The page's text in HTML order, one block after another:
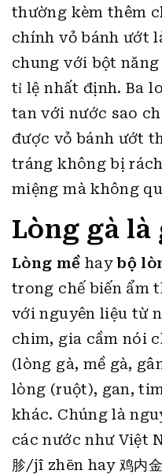
thường kèm thêm
chính vỏ bánh ướt
chung với bột
tỉ lệ nhất định. Ba
tan với nước sao
được vỏ bánh ướt
tráng không bị
miệng mà không
Lòng gà là
Lòng mề haybộ
trong chế biến ẩm
với nguyên liệu từ
chim, gia cầm nói
(lòng gà, mề gà,
lòng (ruột), gan,
khác. Chúng là
các nước như Việt
胗/jī zhēn hay 鸡内